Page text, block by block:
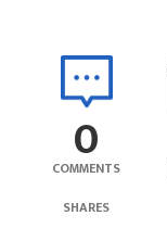
0
COMMENTS
SHARES